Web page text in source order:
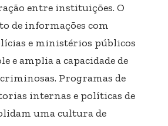
entre instituições. O
de informações com
e ministérios públicos
e amplia a capacidade de
Programas de
internas e políticas de
uma cultura de